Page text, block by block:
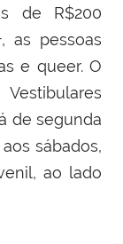
de R$200
as pessoas
e queer. O
de segunda
sábados,
ao lado